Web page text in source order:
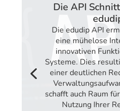
Die API
Die edudip API
eine mühelose
innovativen
Systeme. Dies
einer deutlichen
schafft auch Raum
Nutzung Ihrer